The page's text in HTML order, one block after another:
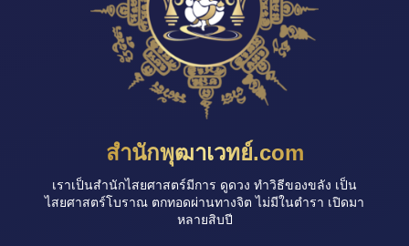
สำนักพุฒาเวทย์.com
เราเป็นสำนักไสยศาสตร์มีการ ดูดวง ทำวิธีของขลัง เป็น
ไสยศาสตร์โบราณ ตกทอดผ่านทางจิต ไม่มีในตำรา เปิดมา
หลายสิบปี